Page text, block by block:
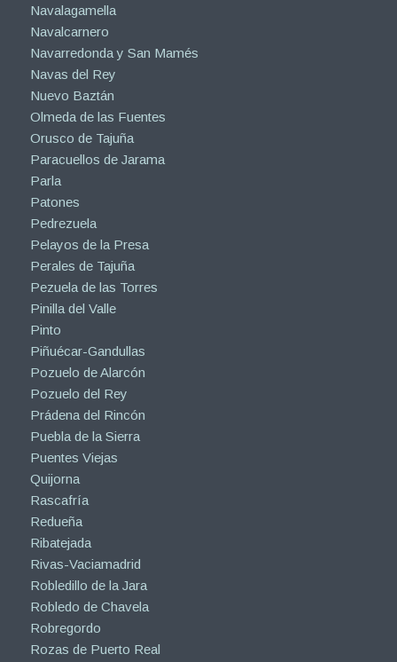
Navalagamella
Navalcarnero
Navarredonda y San Mamés
Navas del Rey
Nuevo Baztán
Olmeda de las Fuentes
Orusco de Tajuña
Paracuellos de Jarama
Parla
Patones
Pedrezuela
Pelayos de la Presa
Perales de Tajuña
Pezuela de las Torres
Pinilla del Valle
Pinto
Piñuécar-Gandullas
Pozuelo de Alarcón
Pozuelo del Rey
Prádena del Rincón
Puebla de la Sierra
Puentes Viejas
Quijorna
Rascafría
Redueña
Ribatejada
Rivas-Vaciamadrid
Robledillo de la Jara
Robledo de Chavela
Robregordo
Rozas de Puerto Real